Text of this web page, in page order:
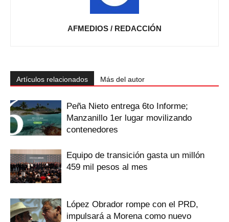
AFMEDIOS / REDACCIÓN
Artículos relacionados Más del autor
Peña Nieto entrega 6to Informe;
Manzanillo 1er lugar movilizando
contenedores
Equipo de transición gasta un millón
459 mil pesos al mes
López Obrador rompe con el PRD,
impulsará a Morena como nuevo